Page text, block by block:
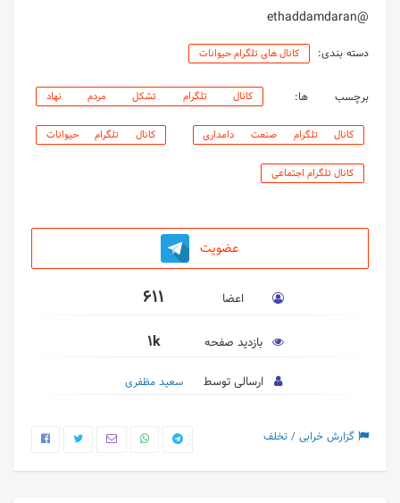
@ethaddamdaran
دسته بندی: کانال های تلگرام حیوانات
برچسب ها: کانال تلگرام تشکل مردم نهاد
کانال تلگرام صنعت دامداری کانال تلگرام حیوانات
کانال تلگرام اجتماعی
عضویت
اعضا 611
بازدید صفحه 1k
ارسالی توسط سعید مظفری
گزارش خرابی / تخلف